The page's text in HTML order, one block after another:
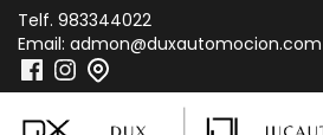
Telf. 983344022
Email: admon@duxautomocion.com